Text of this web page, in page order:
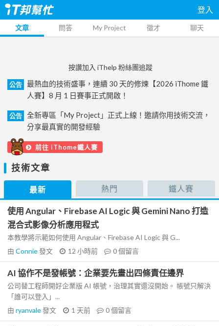
登入
文章 問答 My Project 徵才 聊天
按讚加入 iThelp 粉絲團追蹤
公告
最熱血的技術盛事，連續 30 天的修煉【2026 iThome 鐵
人賽】8 月 1 日賽事正式開啟！
公告
全新專區「My Project」正式上線！邀請你用技術交流，
分享最真實的開發經驗
前往 iThome鐵人賽
技術文章
最新 熱門 鐵人賽
使用 Angular、Firebase AI Logic 與 Gemini Nano 打造
混合式影像分析應用程式
本教學將示範如何使用 Angular、Firebase AI Logic 與 G...
由 Connie發文 12 小時前 0個留言
AI 協作不是發帳號：企業要先畫出四條責任邊界
公司替工程師開好企業版 AI 帳號，治理其實還沒開始。 帳號只解決
「誰可以登入」...
由 ryanvale發文 1 天前 0個留言